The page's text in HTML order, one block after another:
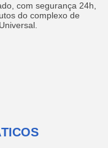
com segurança 24h,
do complexo de